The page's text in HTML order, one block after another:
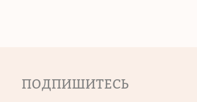
ПОДПИШИТЕСЬ